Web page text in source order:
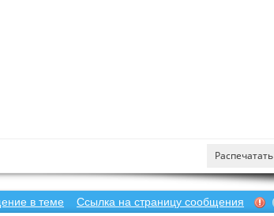
Распечатать
в теме Ссылка на страницу сообщения